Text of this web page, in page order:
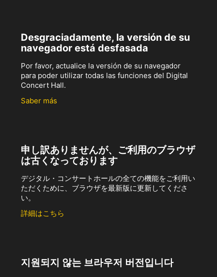
Desgraciadamente, la versión de su
navegador está desfasada
Por favor, actualice la versión de su navegador
para poder utilizar todas las funciones del Digital
Concert Hall.
Saber más
申し訳ありませんが、ご利用のブラウザ
は古くなっております
デジタル・コンサートホールの全ての機能をご利用い
ただくために、ブラウザを最新版に更新してくださ
い。
詳細はこちら
지원되지 않는 브라우저 버전입니다